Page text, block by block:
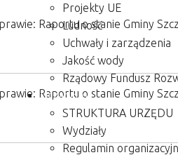
Projekty UE
Ludność
Uchwały i zarządzenia
Jakość wody
Rządowy Fundusz
UrządInfo
STRUKTURA URZĘDU
Wydziały
Regulamin
Raportu o stanie Gminy
Raportu o stanie Gminy